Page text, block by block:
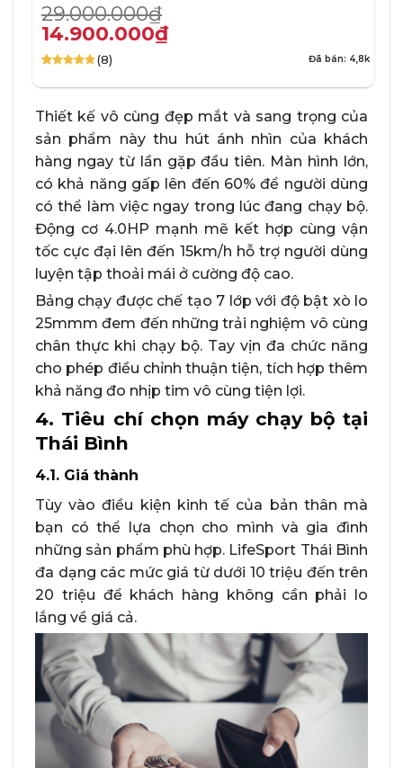
29.000.000₫
Giá
gốc
là:
29.000.000₫.
14.900.000₫
Giá
hiện
tại
là:
14.900.000₫.
dựa trên
(8) Đã bán: 4,8k
Thiết kế vô cùng đẹp mắt và sang trọng của
sản phẩm này thu hút ánh nhìn của khách
hàng ngay từ lần gặp đầu tiên. Màn hình lớn,
có khả năng gấp lên đến 60% để người dùng
có thể làm việc ngay trong lúc đang chạy bộ.
Động cơ 4.0HP mạnh mẽ kết hợp cùng vận
tốc cực đại lên đến 15km/h hỗ trợ người dùng
luyện tập thoải mái ở cường độ cao.
Bảng chạy được chế tạo 7 lớp với độ bật xò lo
25mmm đem đến những trải nghiệm vô cùng
chân thực khi chạy bộ. Tay vịn đa chức năng
cho phép điều chỉnh thuận tiện, tích hợp thêm
khả năng đo nhịp tim vô cùng tiện lợi.
4. Tiêu chí chọn máy chạy bộ tại
Thái Bình
4.1. Giá thành
Tùy vào điều kiện kinh tế của bản thân mà
bạn có thể lựa chọn cho mình và gia đình
những sản phẩm phù hợp. LifeSport Thái Bình
đa dạng các mức giá từ dưới 10 triệu đến trên
20 triệu để khách hàng không cần phải lo
lắng về giá cả.